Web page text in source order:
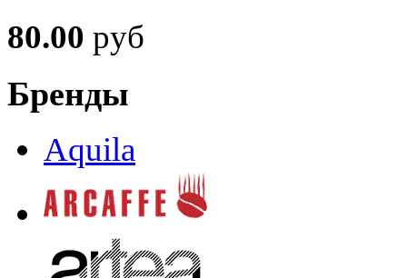
80.00 руб
Бренды
Aquila